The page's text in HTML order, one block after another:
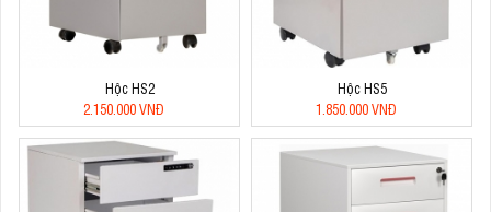
Hộc HS2
2.150.000 VNĐ
Hộc HS5
1.850.000 VNĐ